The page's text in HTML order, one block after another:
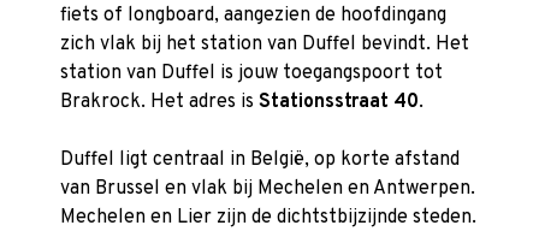
fiets of longboard, aangezien de hoofdingang
zich vlak bij het station van Duffel bevindt. Het
station van Duffel is jouw toegangspoort tot
Brakrock. Het adres is Stationsstraat 40.
Duffel ligt centraal in België, op korte afstand
van Brussel en vlak bij Mechelen en Antwerpen.
Mechelen en Lier zijn de dichtstbijzijnde steden.